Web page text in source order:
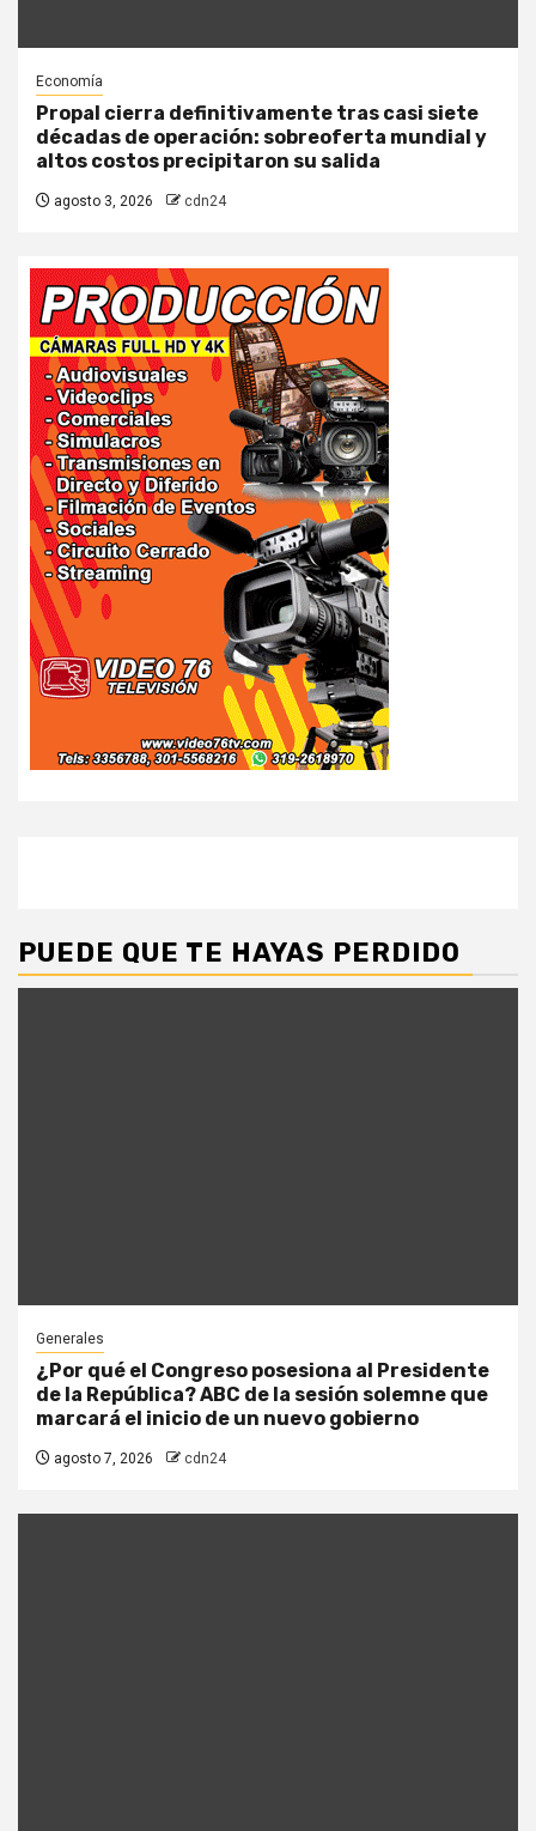
Economía
Propal cierra definitivamente tras casi siete
décadas de operación: sobreoferta mundial y
altos costos precipitaron su salida
agosto 3, 2026 cdn24
PUEDE QUE TE HAYAS PERDIDO
Generales
¿Por qué el Congreso posesiona al Presidente
de la República? ABC de la sesión solemne que
marcará el inicio de un nuevo gobierno
agosto 7, 2026 cdn24